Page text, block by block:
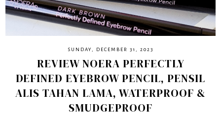
SUNDAY, DECEMBER 31, 2023
REVIEW NOERA PERFECTLY
DEFINED EYEBROW PENCIL, PENSIL
ALIS TAHAN LAMA, WATERPROOF &
SMUDGEPROOF